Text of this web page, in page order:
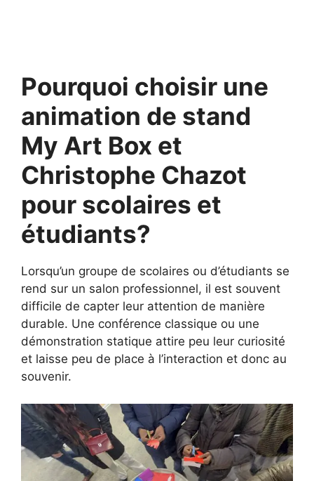
Pourquoi choisir une
animation de stand
My Art Box et
Christophe Chazot
pour scolaires et
étudiants?
Lorsqu’un groupe de scolaires ou d’étudiants se
rend sur un salon professionnel, il est souvent
difficile de capter leur attention de manière
durable. Une conférence classique ou une
démonstration statique attire peu leur curiosité
et laisse peu de place à l’interaction et donc au
souvenir.